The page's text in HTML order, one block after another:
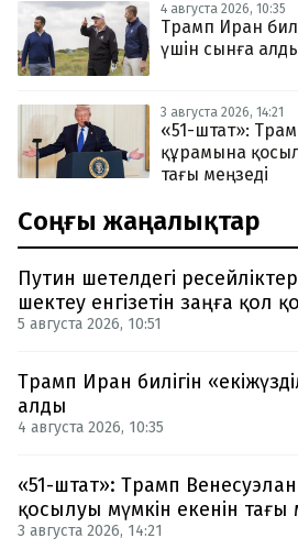
4 августа 2026, 10:35
Трамп Иран
үшін сынға
3 августа 2026, 14:21
«51-штат»:
құрамына
тағы меңзеді
Соңғы жаңалықтар
Путин шетелдегі
шектеу енгізетін заңға қол
5 августа 2026, 10:51
Трамп Иран билігін
алды
4 августа 2026, 10:35
«51-штат»: Трамп
қосылуы мүмкін екенін тағы
3 августа 2026, 14:21